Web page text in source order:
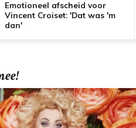
Emotioneel afscheid voor
Vincent Croiset: 'Dat was 'm
dan'